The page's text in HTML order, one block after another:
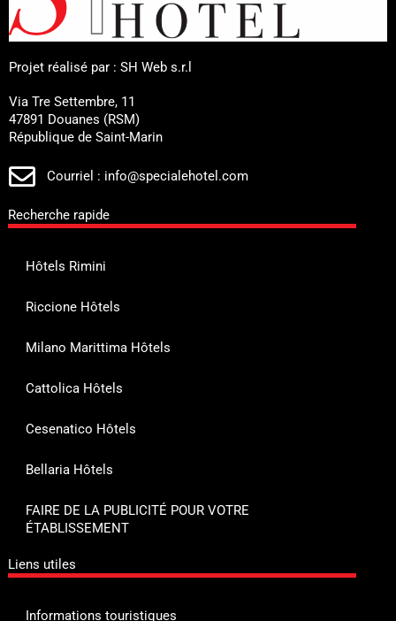
Projet réalisé par : SH Web s.r.l
Via Tre Settembre, 11
47891 Douanes (RSM)
République de Saint-Marin
Courriel : info@specialehotel.com
Recherche rapide
Hôtels Rimini
Riccione Hôtels
Milano Marittima Hôtels
Cattolica Hôtels
Cesenatico Hôtels
Bellaria Hôtels
FAIRE DE LA PUBLICITÉ POUR VOTRE
ÉTABLISSEMENT
Liens utiles
Informations touristiques